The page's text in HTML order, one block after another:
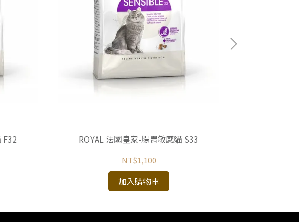
F32 ROYAL 法國皇家-腸胃敏感貓 S33
NT$1,100
加入購物車